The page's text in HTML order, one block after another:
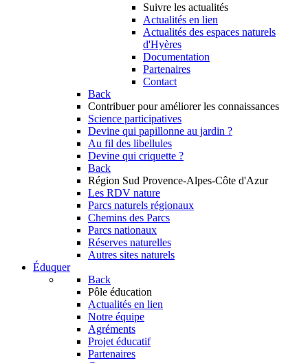
Suivre les actualités
Actualités en lien
Actualités des espaces naturels
d'Hyères
Documentation
Partenaires
Contact
Back
Contribuer pour améliorer les connaissances
Science participatives
Devine qui papillonne au jardin ?
Au fil des libellules
Devine qui criquette ?
Back
Région Sud Provence-Alpes-Côte d'Azur
Les RDV nature
Parcs naturels régionaux
Chemins des Parcs
Parcs nationaux
Réserves naturelles
Autres sites naturels
Éduquer
Back
Pôle éducation
Actualités en lien
Notre équipe
Agréments
Projet éducatif
Partenaires